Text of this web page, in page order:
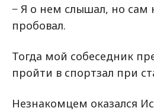
− Я о нем слышал, но сам
пробовал.
Тогда мой собеседник
пройти в спортзал при
Незнакомцем оказался